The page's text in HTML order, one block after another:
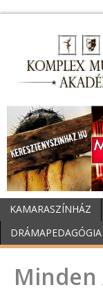
KAMARASZÍNHÁZ
DRÁMAPEDAGÓGIA
Minden